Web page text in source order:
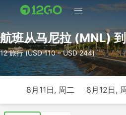
航班从马尼拉 (MNL)
12 旅行 (USD 110 – USD 244)
8月11日, 周二 8月12日,